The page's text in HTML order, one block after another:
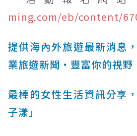
ming.com/eb/content/
提供海內外旅遊最新消息
業旅遊新聞‧豐富你的視野
最棒的女性生活資訊分享
子漾」